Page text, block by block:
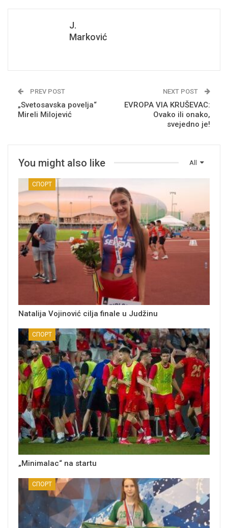
J.
Marković
PREV POST
„Svetosavska povelja“
Mireli Milojević
NEXT POST
EVROPA VIA KRUŠEVAC:
Ovako ili onako,
svejedno je!
All
You might also like
СПОРТ
Natalija Vojinović cilja finale u Judžinu
СПОРТ
„Minimalac“ na startu
СПОРТ